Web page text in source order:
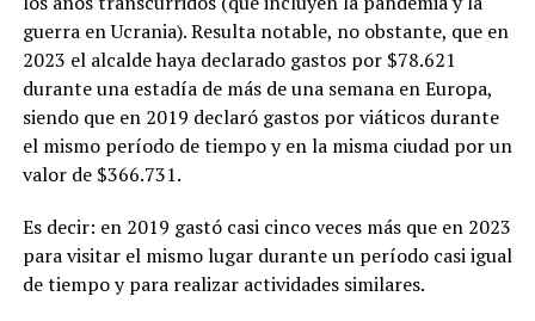
guerra en Ucrania). Resulta notable, no obstante, que en
2023 el alcalde haya declarado gastos por $78.621
durante una estadía de más de una semana en Europa,
siendo que en 2019 declaró gastos por viáticos durante
el mismo período de tiempo y en la misma ciudad por un
valor de $366.731.
Es decir: en 2019 gastó casi cinco veces más que en 2023
para visitar el mismo lugar durante un período casi igual
de tiempo y para realizar actividades similares.